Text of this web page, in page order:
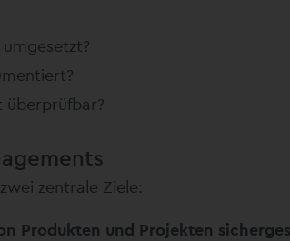
zentrale Ziele:
Produkten und Projekten